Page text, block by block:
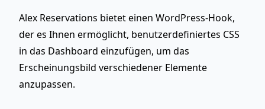
Alex Reservations bietet einen WordPress-Hook,
der es Ihnen ermöglicht, benutzerdefiniertes CSS
in das Dashboard einzufügen, um das
Erscheinungsbild verschiedener Elemente
anzupassen.